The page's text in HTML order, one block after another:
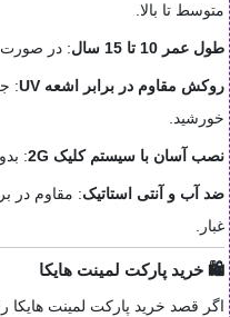
متوسط تا بالا.
طول عمر 10 تا 15 سال : در
روکش مقاوم در برابر اشعه UV :
خورشید
نصب آسان با سیستم کلیک 2G :
ضد آب و آنتی استاتیک: مقاوم در
غبار
🛍 خرید پارکت لمینت هایکا
اگر قصد خرید پارکت لمینت هایکا